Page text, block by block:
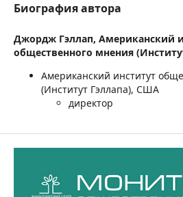
Биография автора
Джордж Гэллап, Американский
общественного мнения
Американский институт
(Институт Гэллапа), США
директор